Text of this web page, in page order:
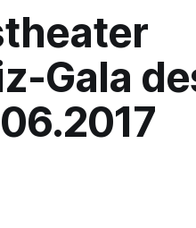
Gala